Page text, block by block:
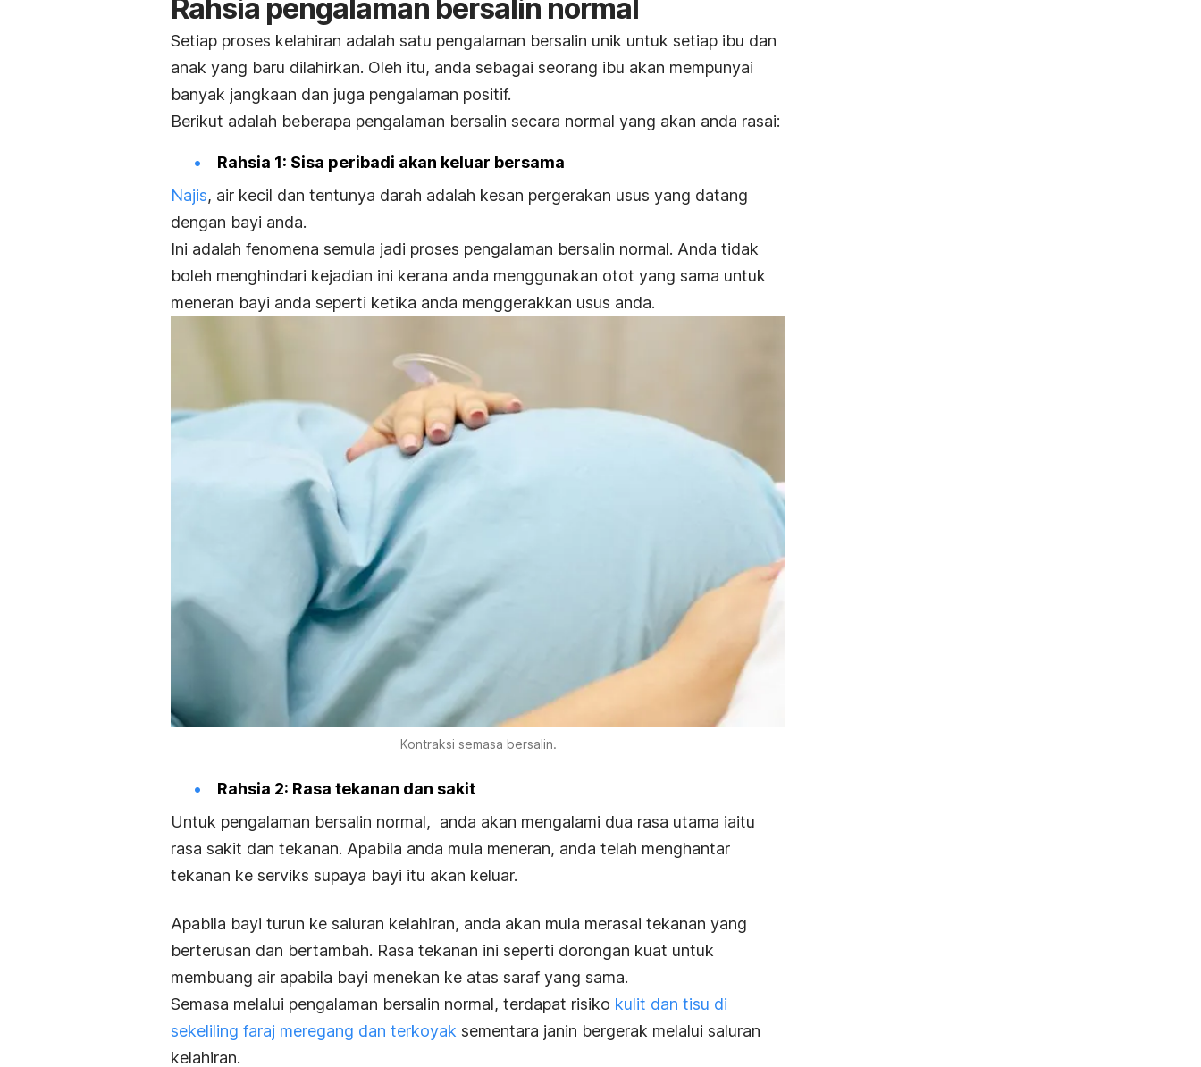
Rahsia pengalaman bersalin normal
Setiap proses kelahiran adalah satu pengalaman bersalin unik untuk setiap ibu dan
anak yang baru dilahirkan. Oleh itu, anda sebagai seorang ibu akan mempunyai
banyak jangkaan dan juga pengalaman positif.
Berikut adalah beberapa pengalaman bersalin secara normal yang akan anda rasai:
Rahsia 1: Sisa peribadi akan keluar bersama
Najis, air kecil dan tentunya darah adalah kesan pergerakan usus yang datang
dengan bayi anda.
Ini adalah fenomena semula jadi proses pengalaman bersalin normal. Anda tidak
boleh menghindari kejadian ini kerana anda menggunakan otot yang sama untuk
meneran bayi anda seperti ketika anda menggerakkan usus anda.
Kontraksi semasa bersalin.
Rahsia 2: Rasa tekanan dan sakit
Untuk pengalaman bersalin normal, anda akan mengalami dua rasa utama iaitu
rasa sakit dan tekanan. Apabila anda mula meneran, anda telah menghantar
tekanan ke serviks supaya bayi itu akan keluar.
Apabila bayi turun ke saluran kelahiran, anda akan mula merasai tekanan yang
berterusan dan bertambah. Rasa tekanan ini seperti dorongan kuat untuk
membuang air apabila bayi menekan ke atas saraf yang sama.
Semasa melalui pengalaman bersalin normal, terdapat risiko kulit dan tisu di
sekeliling faraj meregang dan terkoyak sementara janin bergerak melalui saluran
kelahiran.